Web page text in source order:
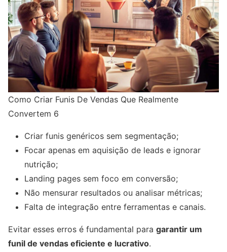
Como Criar Funis De Vendas Que Realmente
Convertem 6
Criar funis genéricos sem segmentação;
Focar apenas em aquisição de leads e ignorar
nutrição;
Landing pages sem foco em conversão;
Não mensurar resultados ou analisar métricas;
Falta de integração entre ferramentas e canais.
Evitar esses erros é fundamental para garantir um
funil de vendas eficiente e lucrativo.